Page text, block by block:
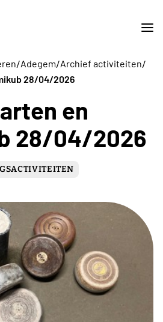
/Adegem/Archief activiteiten/
28/04/2026
en
28/04/2026